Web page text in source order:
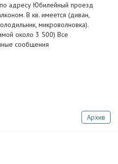
адресу Юбилейный проезд
В кв. имеется (диван,
микроволновка).
около 3 500) Все
сообщения
Архив